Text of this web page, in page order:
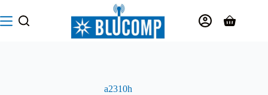
al
contenuto
Carrello
a2310h